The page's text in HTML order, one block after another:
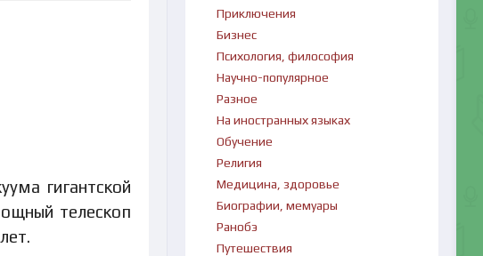
гигантской
телескоп
Приключения
Бизнес
Психология, философия
Научно-популярное
Разное
На иностранных языках
Обучение
Религия
Медицина, здоровье
Биографии, мемуары
Ранобэ
Путешествия